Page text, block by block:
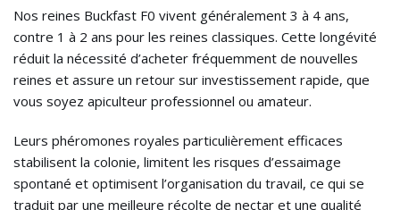
Nos reines Buckfast F0 vivent généralement 3 à 4 ans,
contre 1 à 2 ans pour les reines classiques. Cette longévité
réduit la nécessité d’acheter fréquemment de nouvelles
reines et assure un retour sur investissement rapide, que
vous soyez apiculteur professionnel ou amateur.
Leurs phéromones royales particulièrement efficaces
stabilisent la colonie, limitent les risques d’essaimage
spontané et optimisent l’organisation du travail, ce qui se
traduit par une meilleure récolte de nectar et une qualité